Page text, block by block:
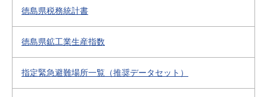
徳島県税務統計書
徳島県鉱工業生産指数
指定緊急避難場所一覧（推奨データセット）